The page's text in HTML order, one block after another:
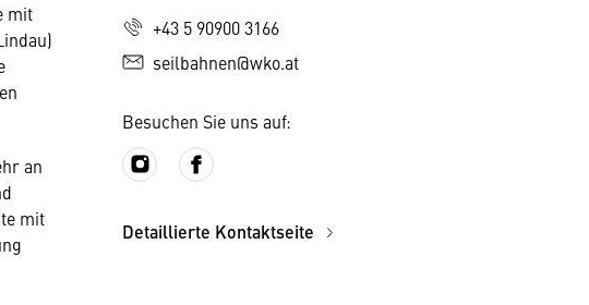
mit
an
mit
+43 5 90900 3166
seilbahnen@wko.at
Besuchen Sie uns auf:
Detaillierte Kontaktseite